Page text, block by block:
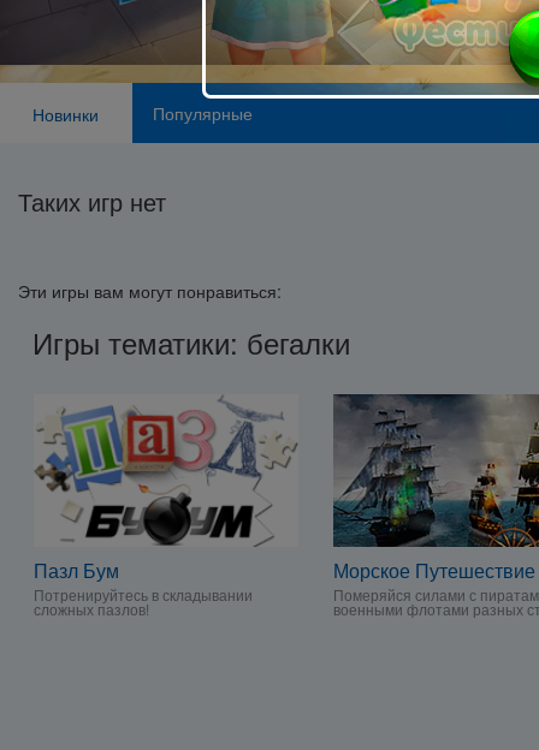
Новинки Популярные
Таких игр нет
Эти игры вам могут понравиться:
Игры тематики: бегалки
Пазл Бум
Потренируйтесь в складывании
сложных пазлов!
Морское Путешествие
Померяйся силами с
военными флотами разных